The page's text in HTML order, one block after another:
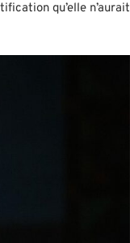
qu’elle n’aurait